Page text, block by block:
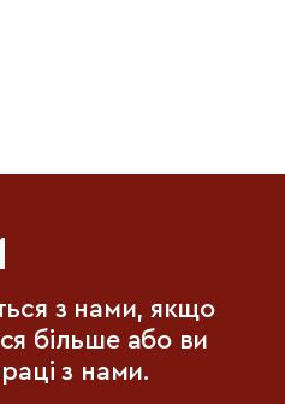
з нами, якщо
більше або ви
з нами.